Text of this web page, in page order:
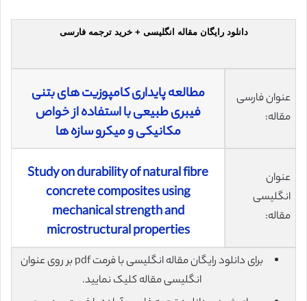
دانلود رایگان مقاله انگلیسی + خرید ترجمه فارسی
عنوان فارسی
مقاله:
مطالعه پایداری کامپوزیت های بتنی
فیبری طبیعی با استفاده از خواص
مکانیکی و میکرو سازه ها
عنوان
انگلیسی
مقاله:
Study on durability of natural fibre
concrete composites using
mechanical strength and
microstructural properties
برای دانلود رایگان مقاله انگلیسی با فرمت pdf بر روی عنوان
انگلیسی مقاله کلیک نمایید.